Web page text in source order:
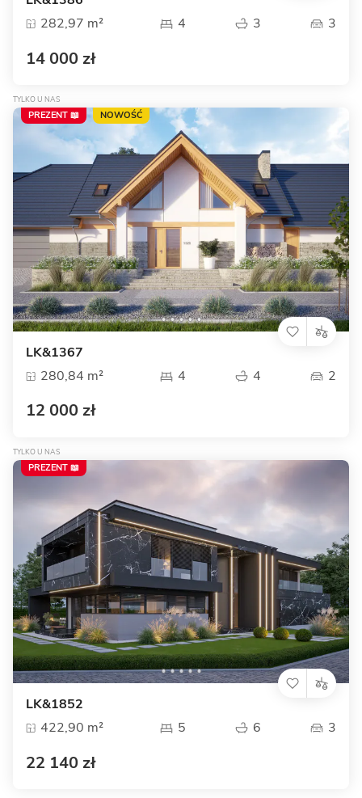
282,97 m²
4 3 3
14 000 zł
TYLKO U NAS
LK&1367
280,84 m²
4 4 2
12 000 zł
PREZENT 📖 NOWOŚĆ
TYLKO U NAS
LK&1852
422,90 m²
5 6 3
22 140 zł
PREZENT 📖